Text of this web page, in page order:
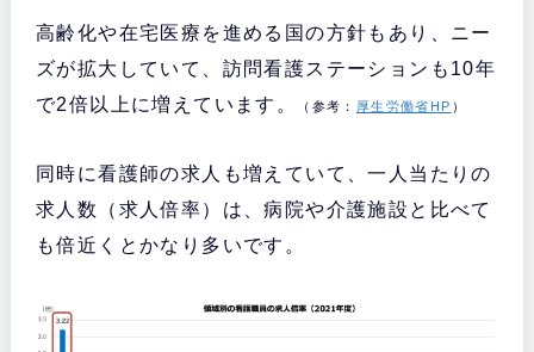
高齢化や在宅医療を進める国の方針もあり、ニー
ズが拡大していて、訪問看護ステーションも10年
で2倍以上に増えています。
（参考： 厚生労働省HP ）
同時に看護師の求人も増えていて、一人当たりの
求人数（求人倍率）は、病院や介護施設と比べて
も倍近くとかなり多いです。